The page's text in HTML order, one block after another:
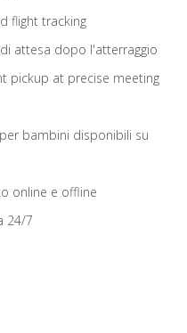
flight tracking
attesa dopo l'atterraggio
pickup at precise meeting
bambini disponibili su
online e offline
24/7